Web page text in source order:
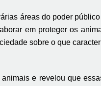
áreas do poder
em proteger os
sobre o que
e revelou que